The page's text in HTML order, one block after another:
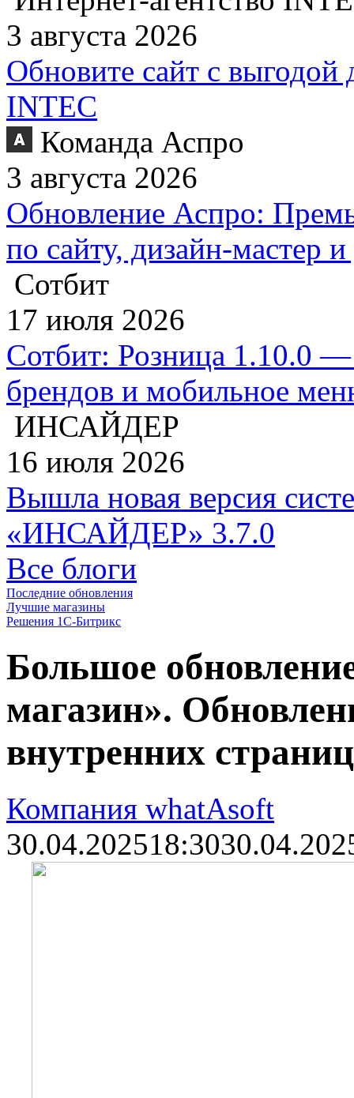
3 августа 2026
Обновите сайт с выгодой
INTEC
Команда Аспро
3 августа 2026
Обновление Аспро:
по сайту, дизайн-мастер
Сотбит
17 июля 2026
Сотбит: Розница 1.10.0 —
брендов и мобильное
ИНСАЙДЕР
16 июля 2026
Вышла новая версия
«ИНСАЙДЕР» 3.7.0
Все блоги
Последние обновления
Лучшие магазины
Решения 1С-Битрикс
Большое
магазин».
внутренних страниц
Компания whatAsoft
30.04.202518:30